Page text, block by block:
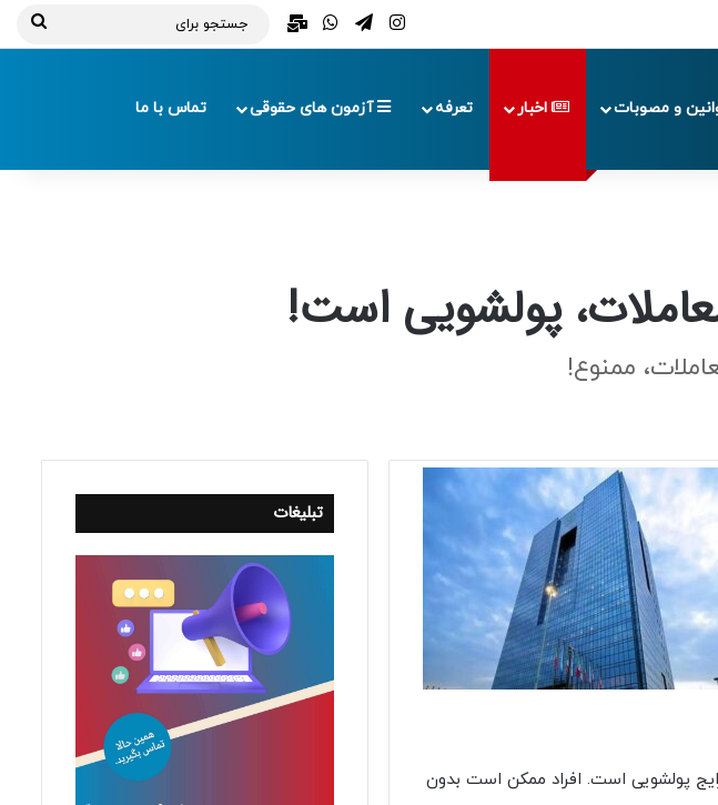
اینستاگرام
تلگرامواتس آپ
ایمیل
و مصوبات اخبار تعرفه آزمون های حقوقی تماس با ما
پولشویی است!
ممنوع!
پولشویی است. افراد ممکن است بدون
تبلیغات